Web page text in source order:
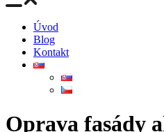
Úvod
Blog
Kontakt
Oprava fasády